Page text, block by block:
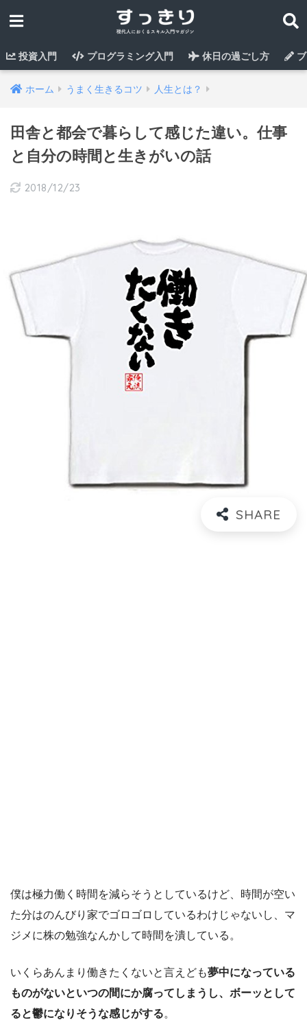
投資入門 プログラミング入門 休日の過ごし方
ホーム うまく生きるコツ 人生とは？
田舎と都会で暮らして感じた違い。仕事
と自分の時間と生きがいの話
2018/12/23
僕は極力働く時間を減らそうとしているけど、時間が空い
た分はのんびり家でゴロゴロしているわけじゃないし、マ
ジメに株の勉強なんかして時間を潰している。
いくらあんまり働きたくないと言えども夢中になっている
ものがないといつの間にか腐ってしまうし、ボーッとして
ると鬱になりそうな感じがする。